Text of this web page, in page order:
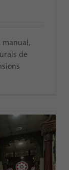
manual,
de